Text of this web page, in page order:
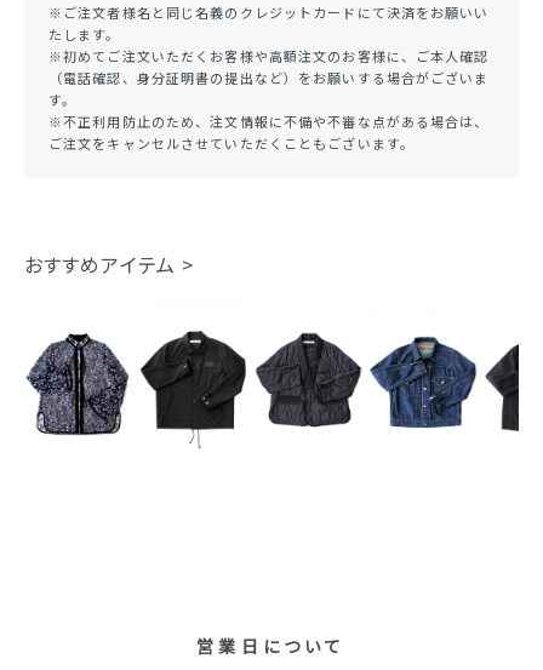
※ご注文者様名と同じ名義のクレジットカードにて決済をお願いい
たします。
※初めてご注文いただくお客様や高額注文のお客様に、ご本人確認
（電話確認、身分証明書の提出など）をお願いする場合がございま
す。
※不正利用防止のため、注文情報に不備や不審な点がある場合は、
ご注文をキャンセルさせていただくこともございます。
おすすめアイテム >
営業日について